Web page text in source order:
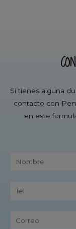
Si tienes alguna
contacto con
en este